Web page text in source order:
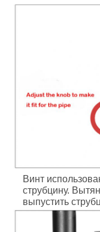
Винт
струбцину.
выпустить